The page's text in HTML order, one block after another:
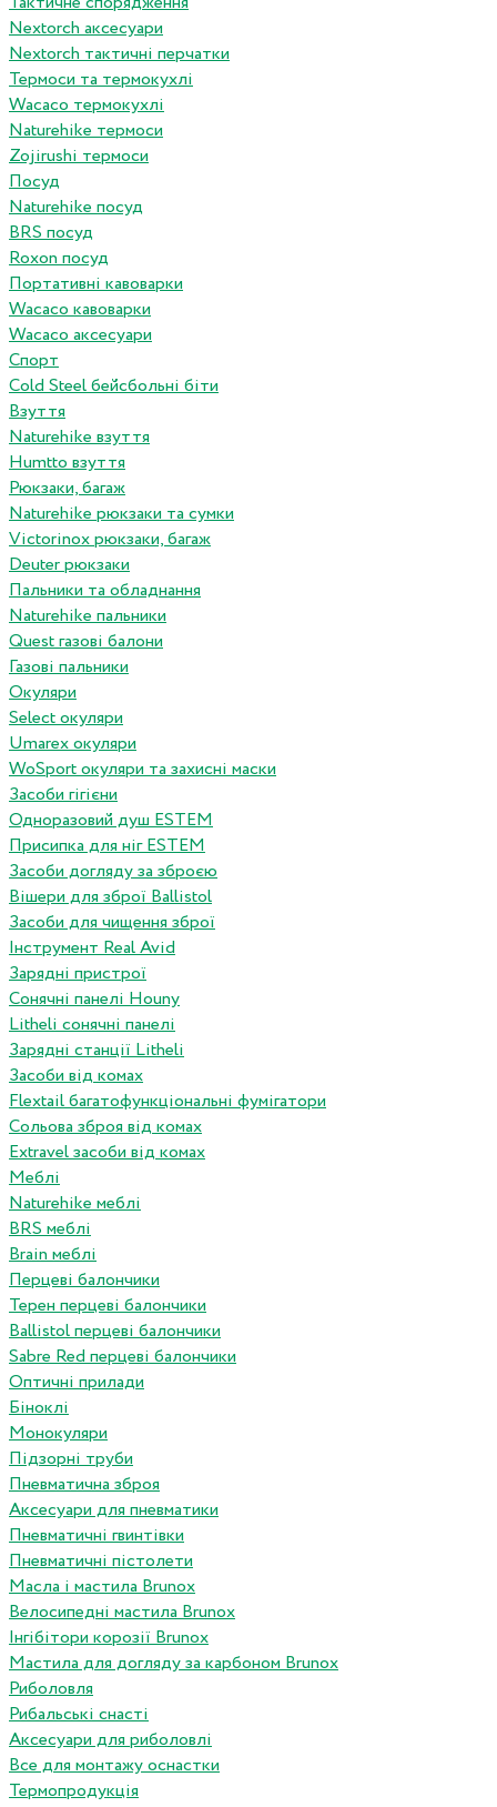
Nextorch аксесуари
Nextorch тактичні перчатки
Термоси та термокухлі
Wacaco термокухлі
Naturehike термоси
Zojirushi термоси
Посуд
Naturehike посуд
BRS посуд
Roxon посуд
Портативні кавоварки
Wacaco кавоварки
Wacaco аксесуари
Спорт
Cold Steel бейсбольні біти
Взуття
Naturehike взуття
Humtto взуття
Рюкзаки, багаж
Naturehike рюкзаки та сумки
Victorinox рюкзаки, багаж
Deuter рюкзаки
Пальники та обладнання
Naturehike пальники
Quest газові балони
Газові пальники
Окуляри
Select окуляри
Umarex окуляри
WoSport окуляри та захисні маски
Засоби гігієни
Одноразовий душ ESTEM
Присипка для ніг ESTEM
Засоби догляду за зброєю
Вішери для зброї Ballistol
Засоби для чищення зброї
Інструмент Real Avid
Зарядні пристрої
Сонячні панелі Houny
Litheli сонячні панелі
Зарядні станції Litheli
Засоби від комах
Flextail багатофункціональні фумігатори
Сольова зброя від комах
Extravel засоби від комах
Меблі
Naturehike меблі
BRS меблі
Brain меблі
Перцеві балончики
Терен перцеві балончики
Ballistol перцеві балончики
Sabre Red перцеві балончики
Оптичні прилади
Біноклі
Монокуляри
Підзорні труби
Пневматична зброя
Аксесуари для пневматики
Пневматичні гвинтівки
Пневматичні пістолети
Масла і мастила Brunox
Велосипедні мастила Brunox
Інгібітори корозії Brunox
Мастила для догляду за карбоном Brunox
Риболовля
Рибальські снасті
Аксесуари для риболовлі
Все для монтажу оснастки
Термопродукція